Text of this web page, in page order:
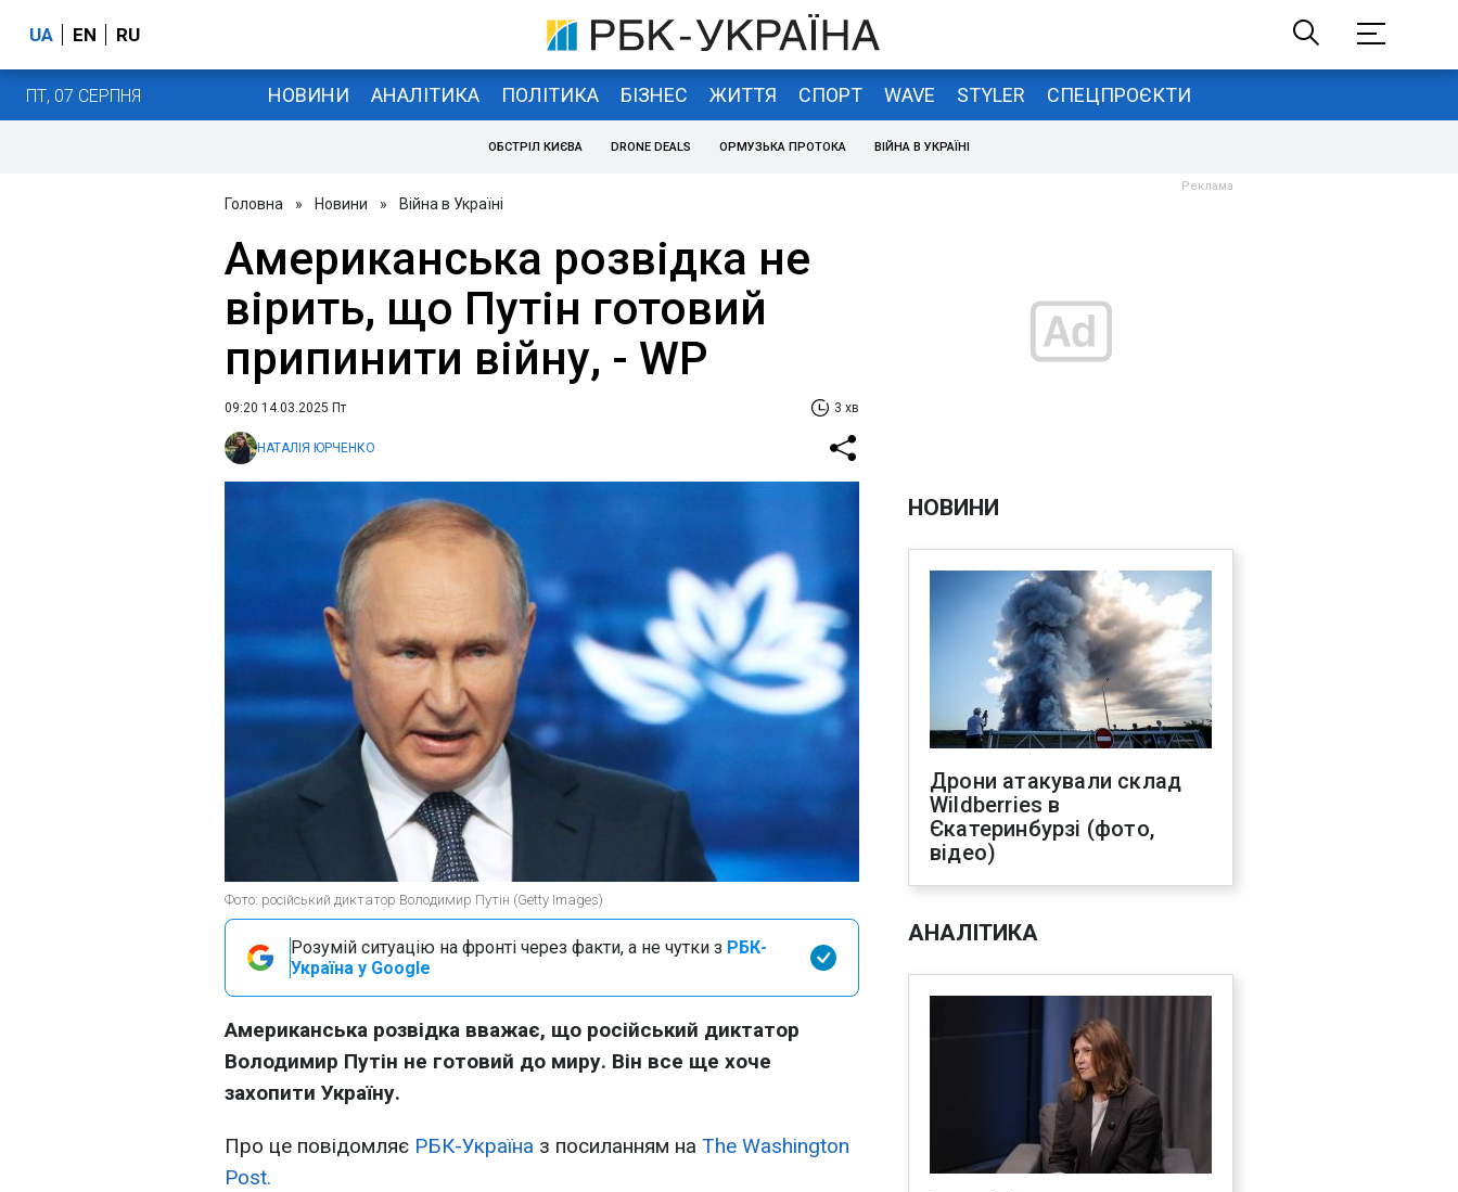
UA EN RU
ПТ, 07 СЕРПНЯ НОВИНИ АНАЛІТИКА ПОЛІТИКА БІЗНЕС ЖИТТЯ СПОРТ WAVE STYLER СПЕЦПРОЄКТИ
ОБСТРІЛ КИЄВА DRONE DEALS ОРМУЗЬКА ПРОТОКА ВІЙНА В УКРАЇНІ
Головна » Новини » Війна в Україні
Американська розвідка не
вірить, що Путін готовий
припинити війну, - WP
09:20 14.03.2025 Пт 3 хв
НАТАЛІЯ ЮРЧЕНКО
Фото: російський диктатор Володимир Путін (Getty Images)
Розумій ситуацію на фронті через факти, а не чутки з РБК-
Україна у Google
Американська розвідка вважає, що російський диктатор
Володимир Путін не готовий до миру. Він все ще хоче
захопити Україну.
Про це повідомляє РБК-Україна з посиланням на The Washington
Post.
НОВИНИ
Дрони атакували склад
Wildberries в
Єкатеринбурзі (фото,
відео)
АНАЛІТИКА